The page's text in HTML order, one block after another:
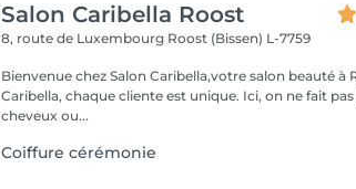
Salon Caribella Roost
8, route de Luxembourg Roost (Bissen) L-7759
Bienvenue chez Salon Caribella,votre salon beauté à Roost.
Caribella, chaque cliente est unique. Ici, on ne fait pas juste des
cheveux ou...
Coiffure cérémonie